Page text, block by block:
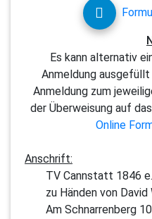
Es kann alternativ
Anmeldung
Anmeldung zum
der Überweisung auf
Online
Anschrift:
TV Cannstatt 1846
zu Händen von David
Am Schnarrenberg 10